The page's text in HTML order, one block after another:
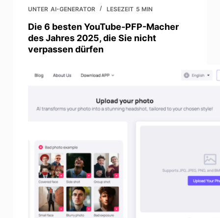
UNTER AI-GENERATOR LESEZEIT 5 MIN
Die 6 besten YouTube-PFP-Macher
des Jahres 2025, die Sie nicht
verpassen dürfen